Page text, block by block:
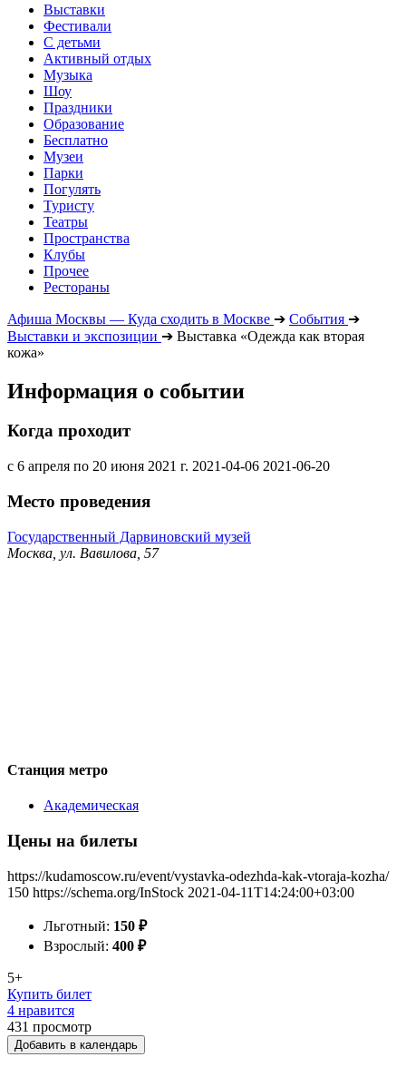
Выставки
Фестивали
С детьми
Активный отдых
Музыка
Шоу
Праздники
Образование
Бесплатно
Музеи
Парки
Погулять
Туристу
Театры
Пространства
Клубы
Прочее
Рестораны
Афиша Москвы — Куда сходить в Москве ➔ События ➔
Выставки и экспозиции ➔ Выставка «Одежда как вторая
кожа»
Информация о событии
Когда проходит
с 6 апреля по 20 июня 2021 г. 2021-04-06 2021-06-20
Место проведения
Государственный Дарвиновский музей
Москва, ул. Вавилова, 57
Станция метро
Академическая
Цены на билеты
https://kudamoscow.ru/event/vystavka-odezhda-kak-vtoraja-kozha/
150 https://schema.org/InStock 2021-04-11T14:24:00+03:00
Льготный: 150 ₽
Взрослый: 400 ₽
5+
Купить билет
4 нравится
431 просмотр
Добавить в календарь